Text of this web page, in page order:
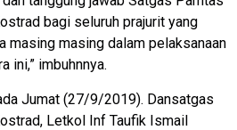
bagi seluruh prajurit yang
masing masing dalam pelaksanaan
ini,” imbuhnnya.
Jumat (27/9/2019). Dansatgas
Letkol Inf Taufik Ismail